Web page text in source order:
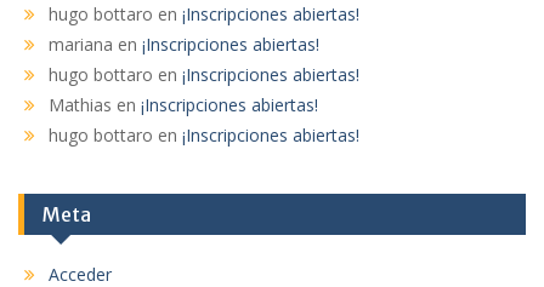
hugo bottaro en ¡Inscripciones abiertas!
mariana en ¡Inscripciones abiertas!
hugo bottaro en ¡Inscripciones abiertas!
Mathias en ¡Inscripciones abiertas!
hugo bottaro en ¡Inscripciones abiertas!
Meta
Acceder